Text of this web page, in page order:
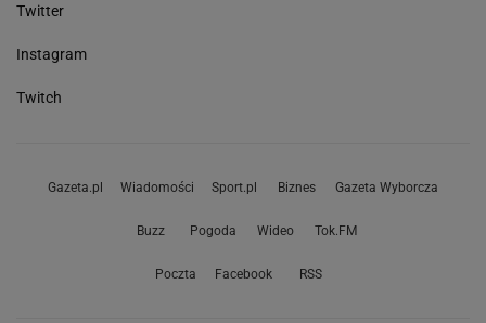
Twitter
Instagram
Twitch
Gazeta.pl Wiadomości Sport.pl Biznes Gazeta Wyborcza
Buzz Pogoda Wideo Tok.FM
Poczta Facebook RSS